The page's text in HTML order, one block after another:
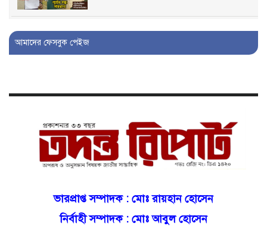
বিআইডিসি’তে ১৫ বছরের দখলদারিত্ব
ভ্রূণহত্যার অপচেষ্টা, গোয়াইনঘাট জুড়ে
মোগলাবাজার থানা কার কবলে?
গোয়াইনঘাটে বিজিবির নাম ভাঙিয়ে
দুলালের রাজত্ব!
আমাদের ফেসবুক পেইজ
ভারপ্রাপ্ত সম্পাদক : মোঃ রায়হান হোসেন
নির্বাহী সম্পাদক : মোঃ আবুল হোসেন